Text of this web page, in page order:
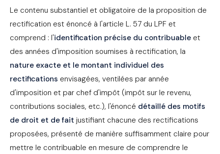
Le contenu substantiel et obligatoire de la proposition de
rectification est énoncé à l'article L. 57 du LPF et
comprend : l'identification précise du contribuable et
des années d'imposition soumises à rectification, la
nature exacte et le montant individuel des
rectifications envisagées, ventilées par année
d'imposition et par chef d'impôt (impôt sur le revenu,
contributions sociales, etc.), l'énoncé détaillé des motifs
de droit et de fait justifiant chacune des rectifications
proposées, présenté de manière suffisamment claire pour
mettre le contribuable en mesure de comprendre le